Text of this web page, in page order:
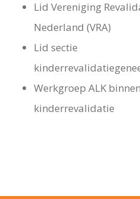
Lid Vereniging
Nederland (VRA)
Lid sectie
Werkgroep ALK
kinderrevalidatie